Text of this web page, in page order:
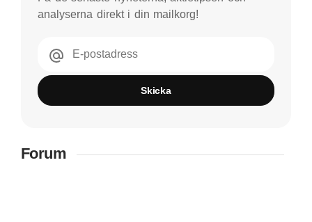
analyserna direkt i din mailkorg!
E-postadress
Skicka
Forum